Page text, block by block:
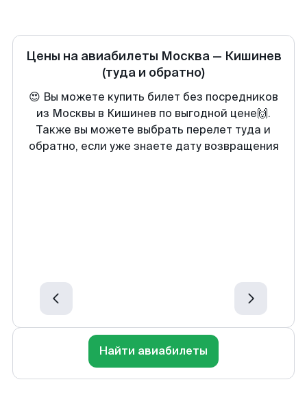
Цены на авиабилеты Москва— Кишинев
(туда и обратно)
😍 Вы можете купить билет без посредников
из Москвы в Кишинев по выгодной цене🙌.
Также вы можете выбрать перелет туда и
обратно, если уже знаете дату возвращения
Найти авиабилеты